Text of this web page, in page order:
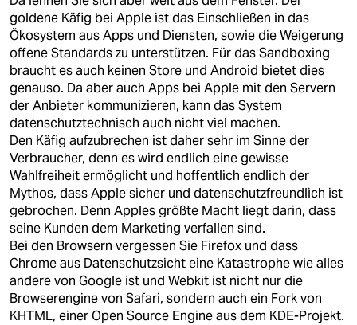
goldene Käfig bei Apple ist das Einschließen in das
Ökosystem aus Apps und Diensten, sowie die Weigerung
offene Standards zu unterstützen. Für das Sandboxing
braucht es auch keinen Store und Android bietet dies
genauso. Da aber auch Apps bei Apple mit den Servern
der Anbieter kommunizieren, kann das System
datenschutztechnisch auch nicht viel machen.
Den Käfig aufzubrechen ist daher sehr im Sinne der
Verbraucher, denn es wird endlich eine gewisse
Wahlfreiheit ermöglicht und hoffentlich endlich der
Mythos, dass Apple sicher und datenschutzfreundlich ist
gebrochen. Denn Apples größte Macht liegt darin, dass
seine Kunden dem Marketing verfallen sind.
Bei den Browsern vergessen Sie Firefox und dass
Chrome aus Datenschutzsicht eine Katastrophe wie alles
andere von Google ist und Webkit ist nicht nur die
Browserengine von Safari, sondern auch ein Fork von
KHTML, einer Open Source Engine aus dem KDE-Projekt.